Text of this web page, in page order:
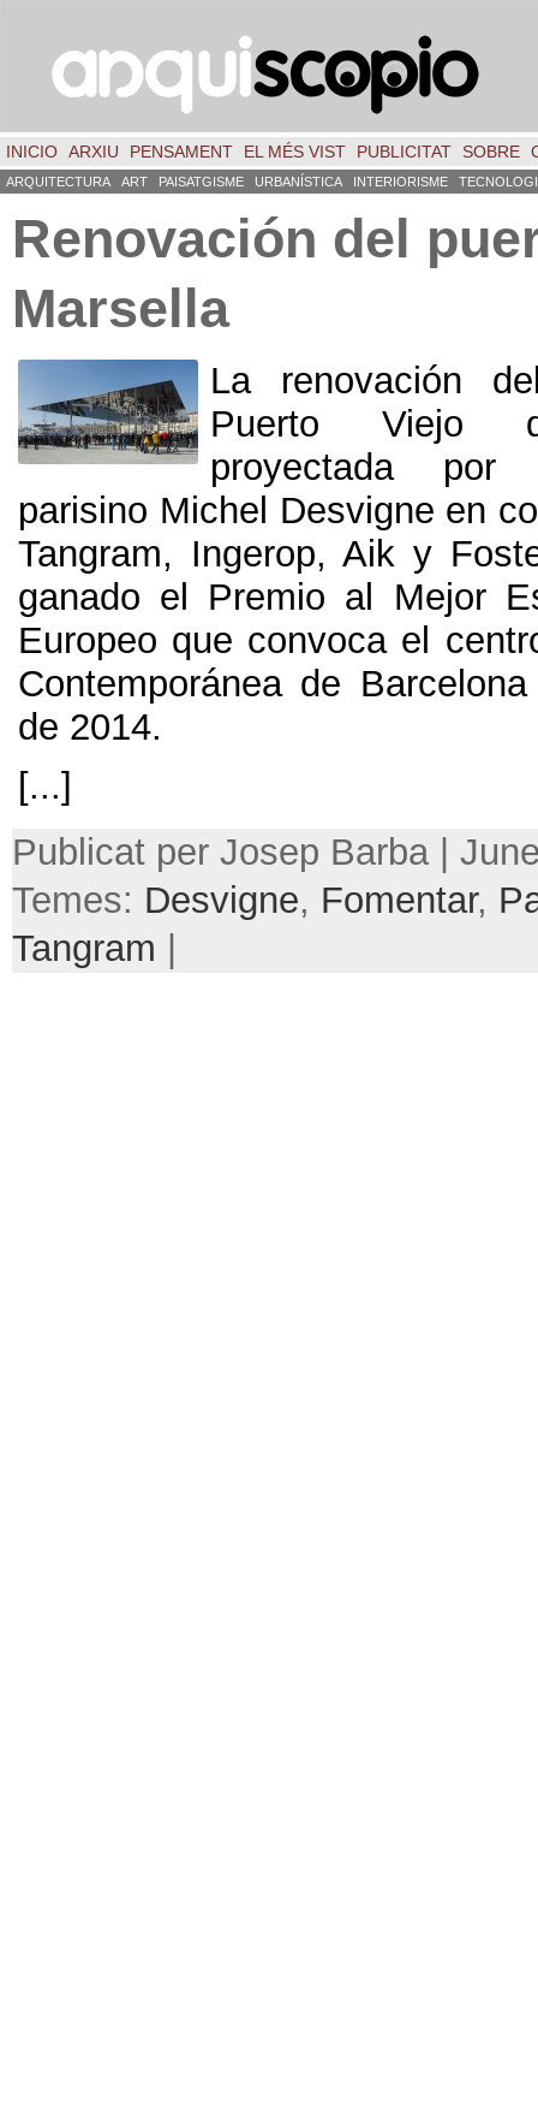
INICIO ARXIU PENSAMENT EL MÉS VIST PUBLICITAT SOBRE
ARQUITECTURA ART PAISATGISME URBANÍSTICA INTERIORISME
Renovación del
Marsella
La renovación
Puerto Viejo
proyectada por
parisino Michel Desvigne en
Tangram, Ingerop, Aik y
ganado el Premio al Mejor
Europeo que convoca el
Contemporánea de
de 2014.
[...]
Publicat per Josep Barba |
Temes: Desvigne, Fomentar,
Tangram